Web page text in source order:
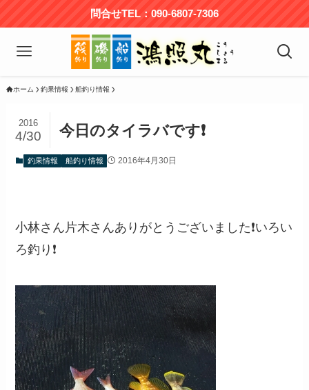
問合せTEL：090-6807-7306
ホーム 釣果情報 船釣り情報
今日のタイラバです❗
2016
4/30
釣果情報 船釣り情報 2016年4月30日
小林さん片木さんありがとうございました❗いろい
ろ釣り❗